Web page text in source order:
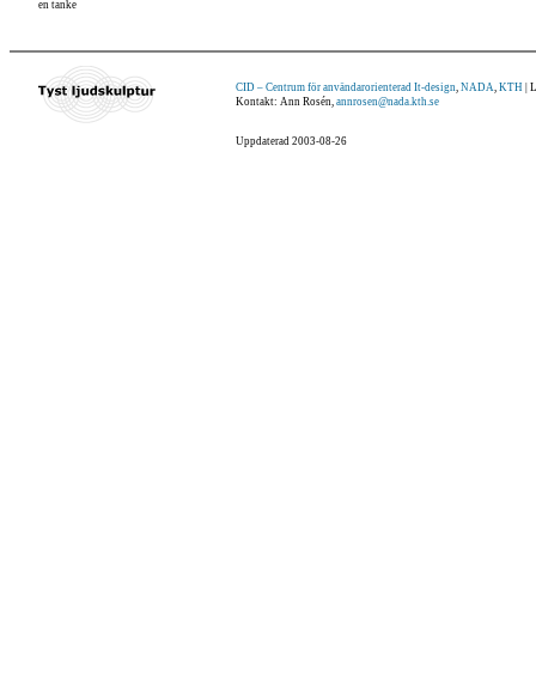
en tanke
CID – Centrum för användarorienterad It-design, NADA, KTH |
Kontakt: Ann Rosén, annrosen@nada.kth.se
Uppdaterad 2003-08-26